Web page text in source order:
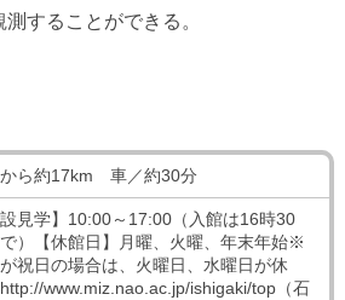
することができる。
ら約17km 車／約30分
設見学】10:00～17:00（入館は16時30
）【休館日】月曜、火曜、年末年始※
祝日の場合は、火曜日、水曜日が休
http://www.miz.nao.ac.jp/ishigaki/top（石